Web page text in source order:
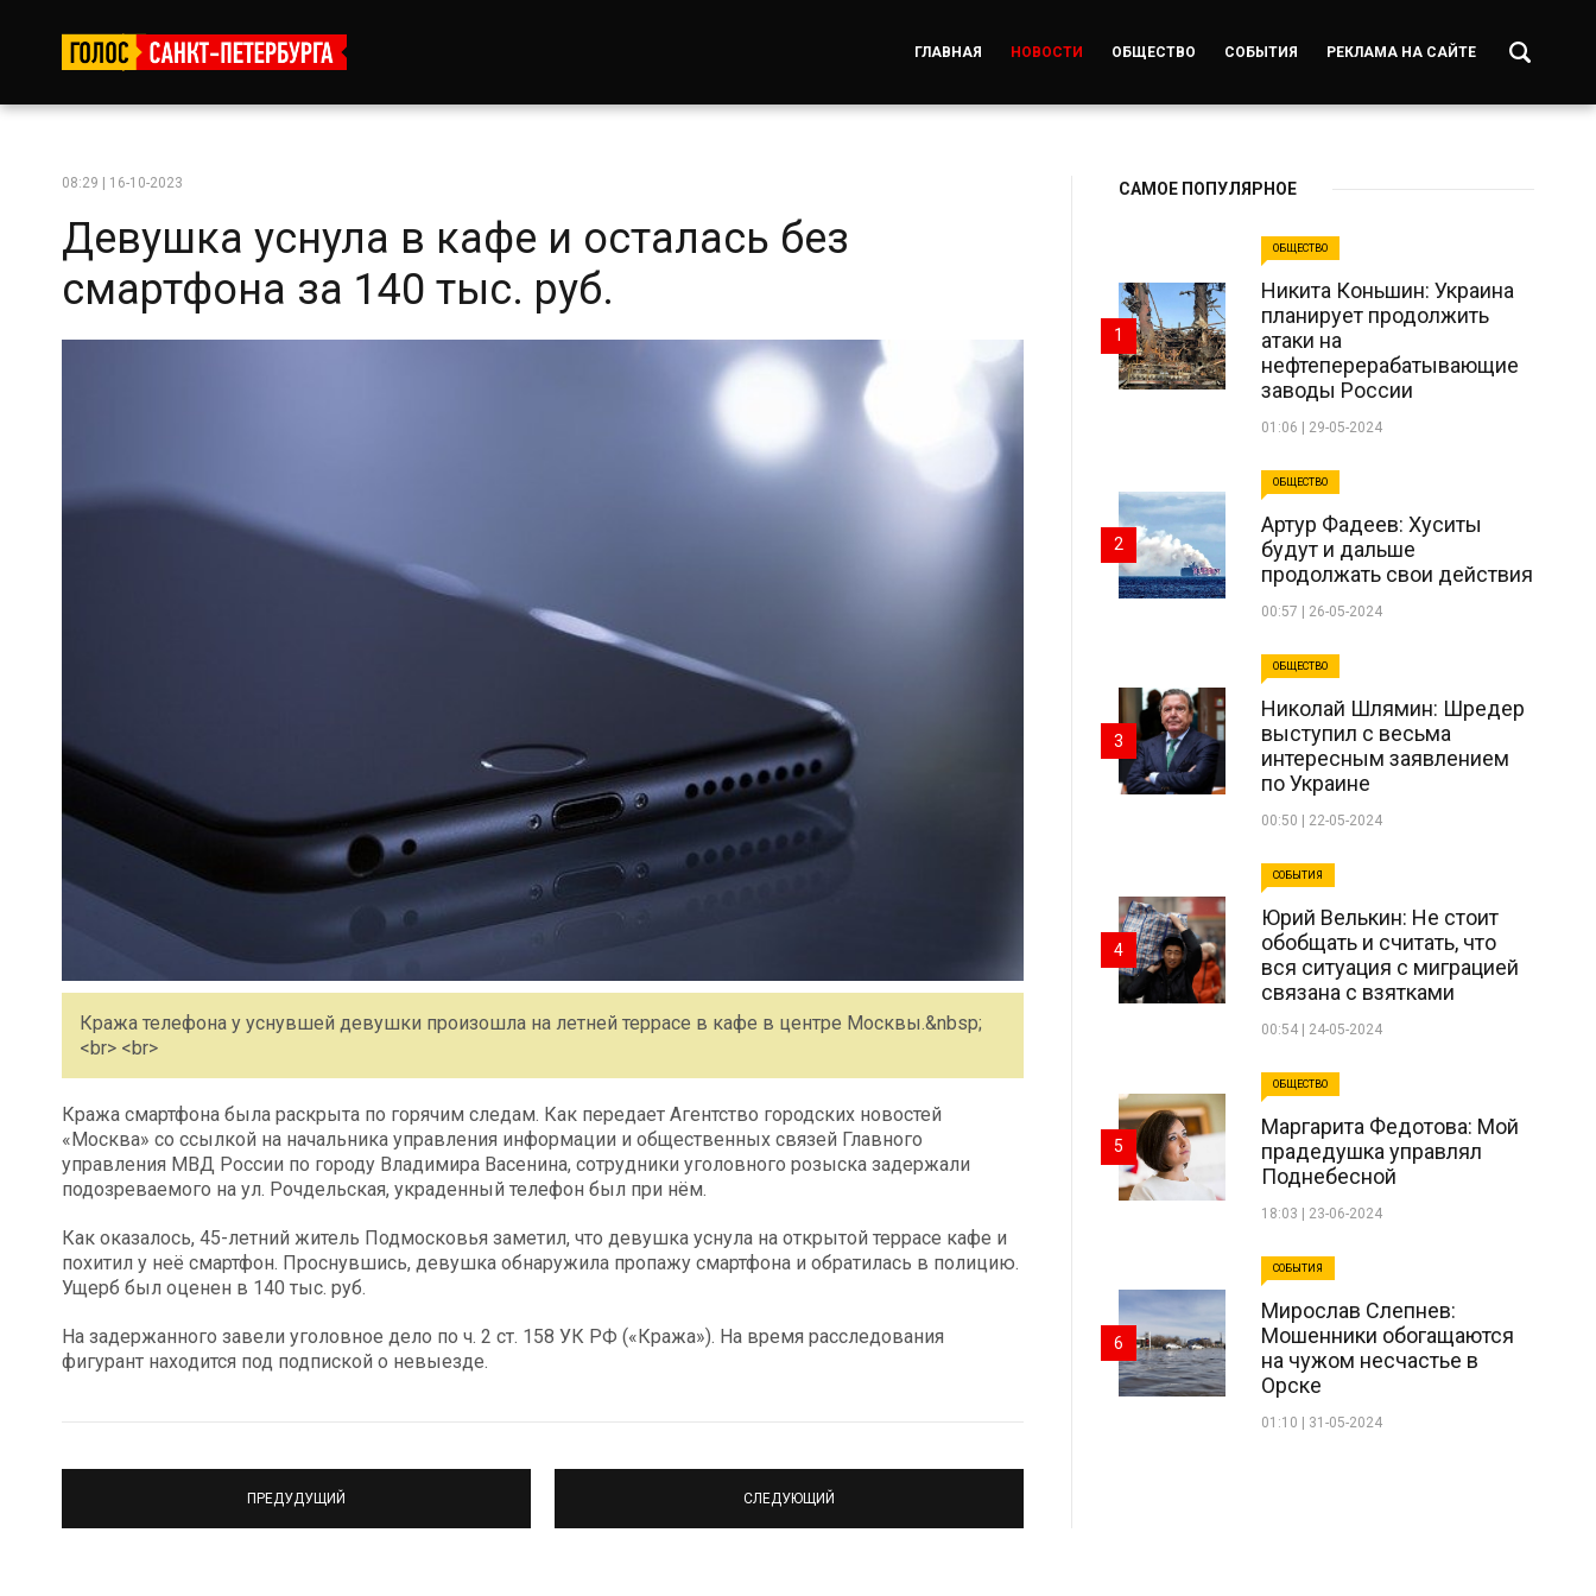
ГЛАВНАЯ НОВОСТИ ОБЩЕСТВО СОБЫТИЯ РЕКЛАМА НА САЙТЕ
08:29 | 16-10-2023
Девушка уснула в кафе и осталась без
смартфона за 140 тыс. руб.
Кража телефона у уснувшей девушки произошла на летней террасе в кафе в центре Москвы.&nbsp;
<br> <br>
Кража смартфона была раскрыта по горячим следам. Как передает Агентство городских новостей
«Москва» со ссылкой на начальника управления информации и общественных связей Главного
управления МВД России по городу Владимира Васенина, сотрудники уголовного розыска задержали
подозреваемого на ул. Рочдельская, украденный телефон был при нём.
Как оказалось, 45-летний житель Подмосковья заметил, что девушка уснула на открытой террасе кафе и
похитил у неё смартфон. Проснувшись, девушка обнаружила пропажу смартфона и обратилась в полицию.
Ущерб был оценен в 140 тыс. руб.
На задержанного завели уголовное дело по ч. 2 ст. 158 УК РФ («Кража»). На время расследования
фигурант находится под подпиской о невыезде.
ПРЕДУДУЩИЙ СЛЕДУЮЩИЙ
САМОЕ ПОПУЛЯРНОЕ
ОБЩЕСТВО
Никита Коньшин: Украина
планирует продолжить
атаки на
нефтеперерабатывающие
заводы России
01:06 | 29-05-2024
1
ОБЩЕСТВО
Артур Фадеев: Хуситы
будут и дальше
продолжать свои действия
00:57 | 26-05-2024
2
ОБЩЕСТВО
Николай Шлямин: Шредер
выступил с весьма
интересным заявлением
по Украине
00:50 | 22-05-2024
3
СОБЫТИЯ
Юрий Велькин: Не стоит
обобщать и считать, что
вся ситуация с миграцией
связана с взятками
00:54 | 24-05-2024
4
ОБЩЕСТВО
Маргарита Федотова: Мой
прадедушка управлял
Поднебесной
18:03 | 23-06-2024
5
СОБЫТИЯ
Мирослав Слепнев:
Мошенники обогащаются
на чужом несчастье в
Орске
01:10 | 31-05-2024
6